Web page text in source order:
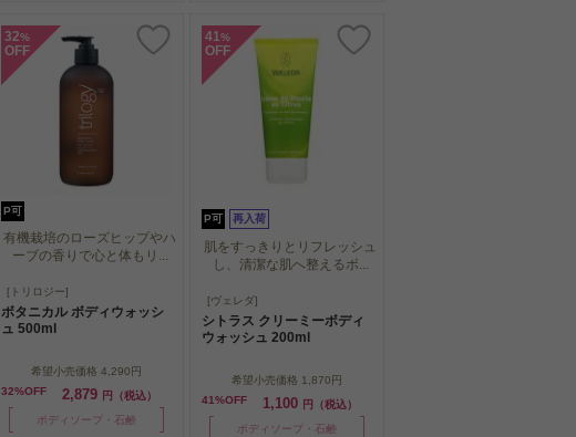
32%
OFF
P可
有機栽培のローズヒップやハ
ーブの香りで心と体もリ...
有機栽培のローズヒップやハ
ーブの香りで心と体もリ...
[トリロジー]
ボタニカル ボディウォッシ
ュ 500ml
希望小売価格 4,290円
32%OFF
2,879 円（税込）
ボディソープ・石鹸
41%
OFF
P可 再入荷
肌をすっきりとリフレッシュ
し、清潔な肌へ整えるボ...
肌をすっきりとリフレッシュ
し、清潔な肌へ整えるボ...
[ヴェレダ]
シトラス クリーミーボディ
ウォッシュ 200ml
希望小売価格 1,870円
41%OFF
1,100 円（税込）
ボディソープ・石鹸